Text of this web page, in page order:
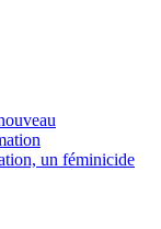
un féminicide